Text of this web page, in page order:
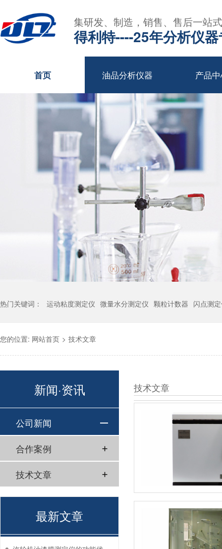
集研发、制造，销售、售后一站
得利特----25年分析仪
首页 油品分析仪器 产品
热门关键词： 运动粘度测定仪 微量水分测定仪 颗粒计数器 闪点测
您的位置: 网站首页 > 技术文章
技术文章
新闻·资讯
公司新闻
合作案例
技术文章
最新文章